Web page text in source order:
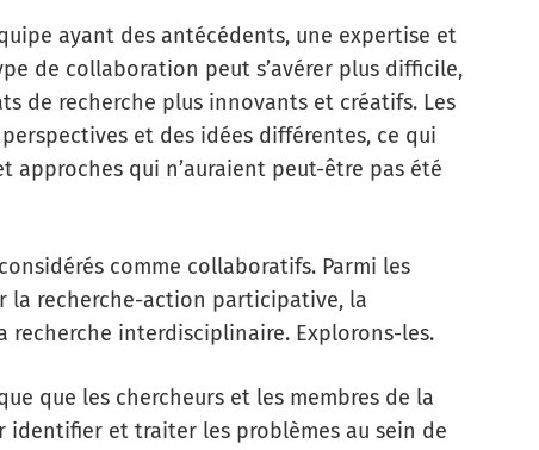
ayant des antécédents, une expertise et
de collaboration peut s’avérer plus difficile,
de recherche plus innovants et créatifs. Les
et des idées différentes, ce qui
approches qui n’auraient peut-être pas été
comme collaboratifs. Parmi les
la recherche-action participative, la
interdisciplinaire. Explorons-les.
que les chercheurs et les membres de la
et traiter les problèmes au sein de